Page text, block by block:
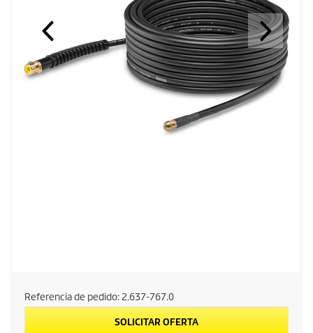
Referencia de pedido: 2.637-767.0
SOLICITAR OFERTA